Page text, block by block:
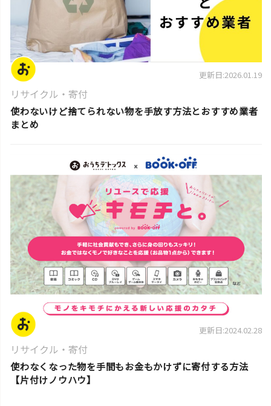
更新日:2026.01.19
リサイクル・寄付
使わないけど捨てられない物を手放す方法とおすすめ業者
まとめ
片付けのコツ・アイデア
更新日:2024.02.28
リサイクル・寄付
使わなくなった物を手間もお金もかけずに寄付する方法
【片付けノウハウ】